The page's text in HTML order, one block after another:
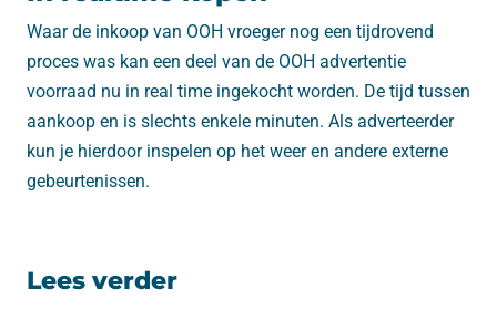
Waar de inkoop van OOH vroeger nog een tijdrovend
proces was kan een deel van de OOH advertentie
voorraad nu in real time ingekocht worden. De tijd tussen
aankoop en is slechts enkele minuten. Als adverteerder
kun je hierdoor inspelen op het weer en andere externe
gebeurtenissen.
Lees verder